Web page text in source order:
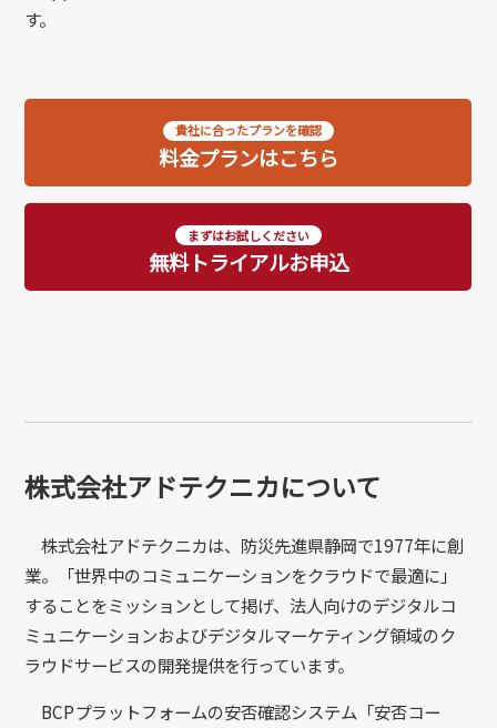
す。
貴社に合ったプランを確認
料金プランはこちら
まずはお試しください
無料トライアルお申込
株式会社アドテクニカについて
株式会社アドテクニカは、防災先進県静岡で1977年に創
業。「世界中のコミュニケーションをクラウドで最適に」
することをミッションとして掲げ、法人向けのデジタルコ
ミュニケーションおよびデジタルマーケティング領域のク
ラウドサービスの開発提供を行っています。
BCPプラットフォームの安否確認システム「安否コー